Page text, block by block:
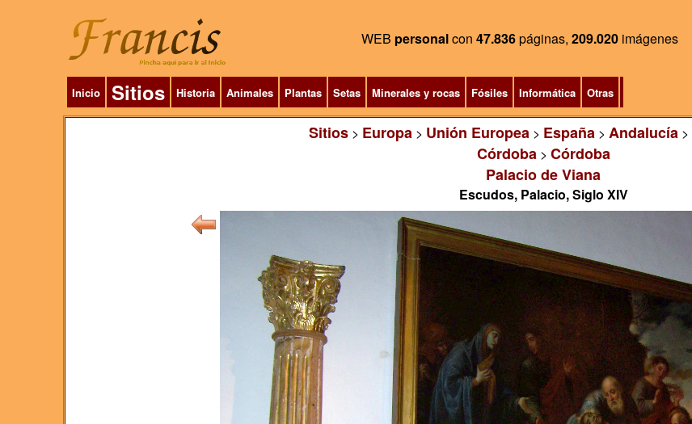
WEB personalcon 47.836páginas, 209.020 imágenes
Inicio Sitios Historia Animales Plantas Setas Minerales y rocas Fósiles Informática Otras
Sitios> Europa> Unión Europea> España> Andalucía>
Córdoba> Córdoba
Palacio de Viana
Escudos, Palacio, Siglo XIV